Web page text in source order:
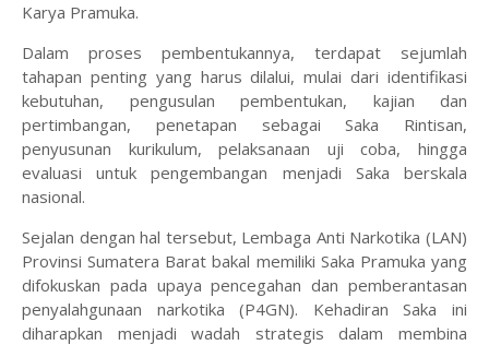
Karya Pramuka.
Dalam proses pembentukannya, terdapat sejumlah
tahapan penting yang harus dilalui, mulai dari identifikasi
kebutuhan, pengusulan pembentukan, kajian dan
pertimbangan, penetapan sebagai Saka Rintisan,
penyusunan kurikulum, pelaksanaan uji coba, hingga
evaluasi untuk pengembangan menjadi Saka berskala
nasional.
Sejalan dengan hal tersebut, Lembaga Anti Narkotika (LAN)
Provinsi Sumatera Barat bakal memiliki Saka Pramuka yang
difokuskan pada upaya pencegahan dan pemberantasan
penyalahgunaan narkotika (P4GN). Kehadiran Saka ini
diharapkan menjadi wadah strategis dalam membina